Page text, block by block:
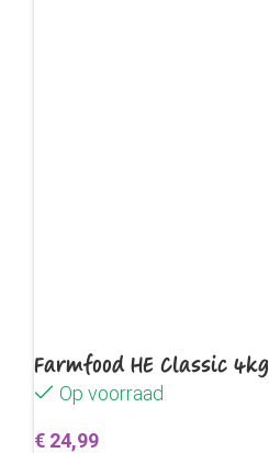
Farmfood HE Classic 4kg
Op voorraad
€ 24,99